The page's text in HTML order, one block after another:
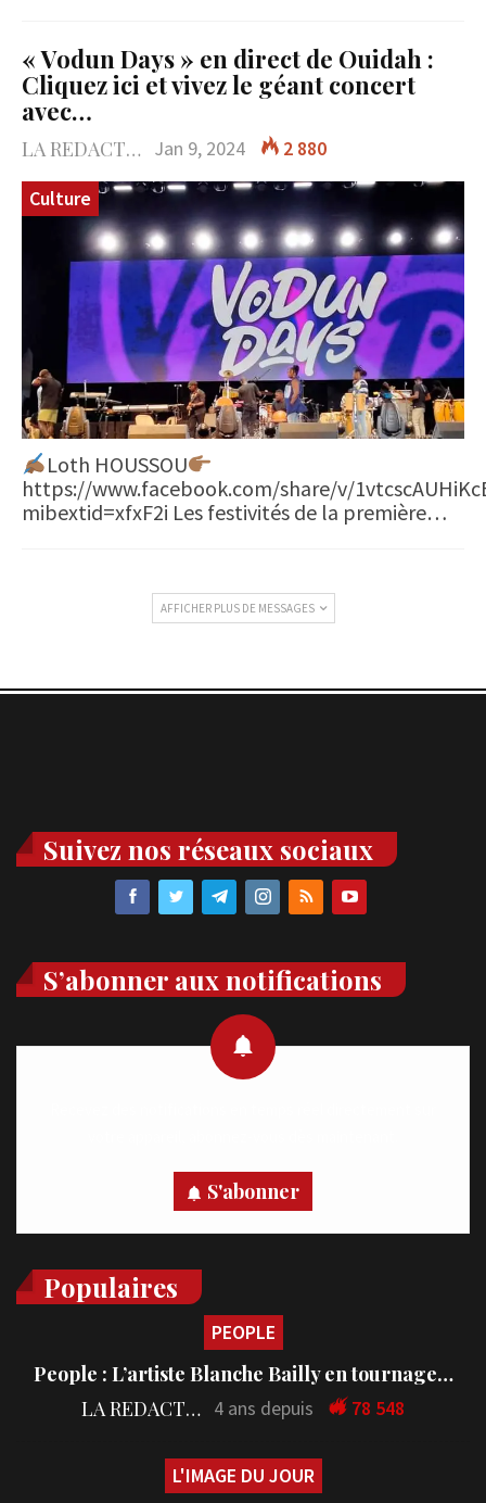
« Vodun Days » en direct de Ouidah :
Cliquez ici et vivez le géant concert
avec…
LA REDACTION Jan 9, 2024
2 880
Culture
Loth HOUSSOU
https://www.facebook.com/share/v/
mibextid=xfxF2i Les festivités de la première…
AFFICHER PLUS DE MESSAGES
Suivez nos réseaux sociaux
S’abonner aux notifications
S'abonner
Populaires
PEOPLE
People : L’artiste Blanche Bailly en tournage…
LA REDACTION 4 ans depuis 78 548
L'IMAGE DU JOUR